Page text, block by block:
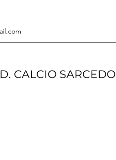
CALCIO SARCEDO